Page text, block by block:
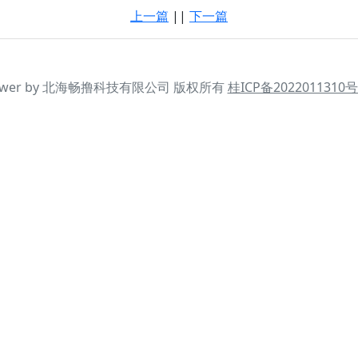
上一篇 || 下一篇
by 北海畅撸科技有限公司 版权所有桂ICP备2022011310